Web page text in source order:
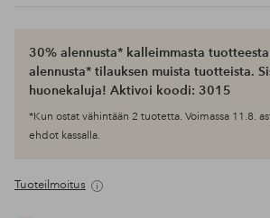
30% alennusta* kalleimmasta
alennusta* tilauksen muista tuotteista.
huonekaluja! Aktivoi koodi: 3015
*Kun ostat vähintään 2 tuotetta. Voimassa 11.8.
ehdot kassalla.
Tuoteilmoitus